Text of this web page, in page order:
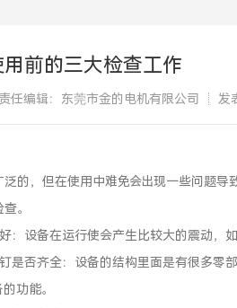
前的三大检查工作
责任编辑：东莞市金的电机有限公司 发
的，但在使用中难免会出现一些问题
。
：设备在运行使会产生比较大的震动，
是否齐全：设备的结构里面是有很多零
功能。